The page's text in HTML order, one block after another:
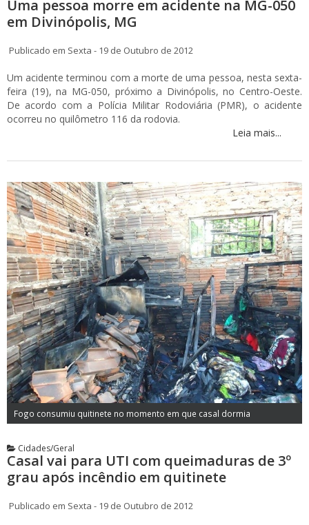
Uma pessoa morre em acidente na MG-050
em Divinópolis, MG
Publicado em Sexta - 19 de Outubro de 2012
Um acidente terminou com a morte de uma pessoa, nesta sexta-
feira (19), na MG-050, próximo a Divinópolis, no Centro-Oeste.
De acordo com a Polícia Militar Rodoviária (PMR), o acidente
ocorreu no quilômetro 116 da rodovia.
Leia mais...
Fogo consumiu quitinete no momento em que casal dormia
Cidades/Geral
Casal vai para UTI com queimaduras de 3º
grau após incêndio em quitinete
Publicado em Sexta - 19 de Outubro de 2012